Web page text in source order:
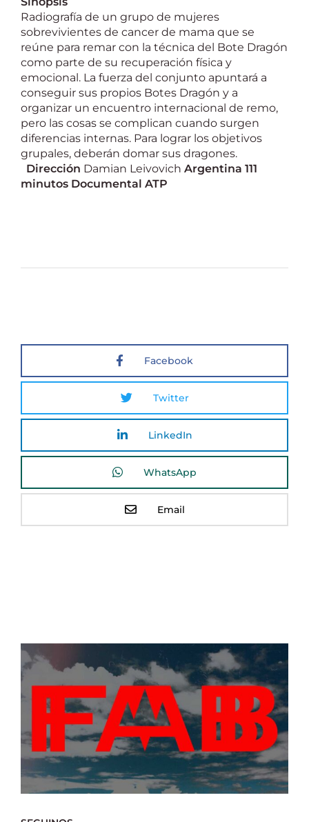
Radiografía de un grupo de mujeres
sobrevivientes de cancer de mama que se
reúne para remar con la técnica del Bote Dragón
como parte de su recuperación física y
emocional. La fuerza del conjunto apuntará a
conseguir sus propios Botes Dragón y a
organizar un encuentro internacional de remo,
pero las cosas se complican cuando surgen
diferencias internas. Para lograr los objetivos
grupales, deberán domar sus dragones.
Dirección Damian Leivovich Argentina 111
minutos Documental ATP
Facebook
Twitter
LinkedIn
WhatsApp
Email